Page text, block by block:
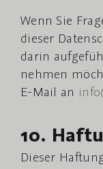
Wenn Sie
dieser
darin
nehmen
E-Mail an
10.
Dieser